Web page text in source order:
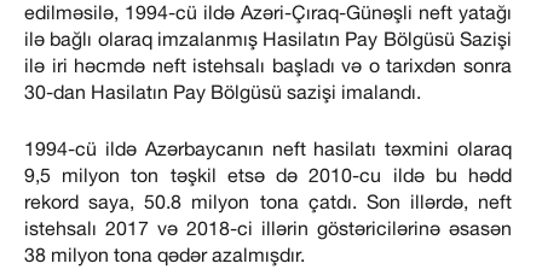
edilməsilə, 1994-cü ildə Azəri-Çıraq-Günəşli neft yatağı
ilə bağlı olaraq imzalanmış Hasilatın Pay Bölgüsü Sazişi
ilə iri həcmdə neft istehsalı başladı və o tarixdən sonra
30-dan Hasilatın Pay Bölgüsü sazişi imalandı.
1994-cü ildə Azərbaycanın neft hasilatı təxmini olaraq
9,5 milyon ton təşkil etsə də 2010-cu ildə bu hədd
rekord saya, 50.8 milyon tona çatdı. Son illərdə, neft
istehsalı 2017 və 2018-ci illərin göstəricilərinə əsasən
38 milyon tona qədər azalmışdır.